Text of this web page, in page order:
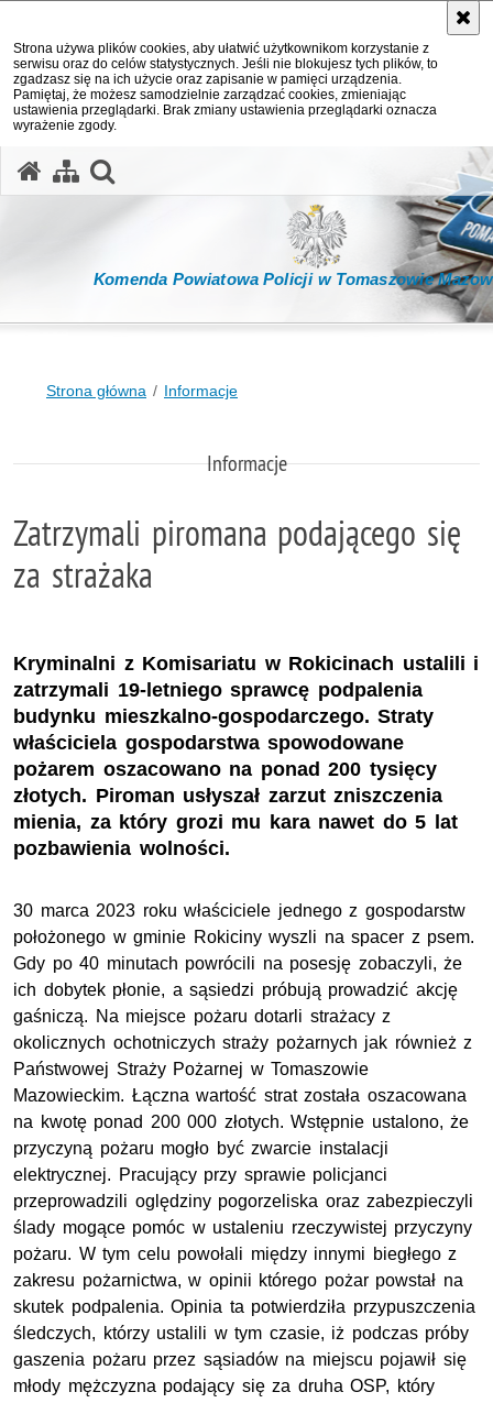
Strona używa plików cookies, aby ułatwić użytkownikom korzystanie z
serwisu oraz do celów statystycznych. Jeśli nie blokujesz tych plików, to
zgadzasz się na ich użycie oraz zapisanie w pamięci urządzenia.
Pamiętaj, że możesz samodzielnie zarządzać cookies, zmieniając
ustawienia przeglądarki. Brak zmiany ustawienia przeglądarki oznacza
wyrażenie zgody.
Komenda Powiatowa Policji w Tomaszowie
Strona główna Informacje
Informacje
Zatrzymali piromana podającego się
za strażaka
Kryminalni z Komisariatu w Rokicinach ustalili i
zatrzymali 19-letniego sprawcę podpalenia
budynku mieszkalno-gospodarczego. Straty
właściciela gospodarstwa spowodowane
pożarem oszacowano na ponad 200 tysięcy
złotych. Piroman usłyszał zarzut zniszczenia
mienia, za który grozi mu kara nawet do 5 lat
pozbawienia wolności.
30 marca 2023 roku właściciele jednego z gospodarstw
położonego w gminie Rokiciny wyszli na spacer z psem.
Gdy po 40 minutach powrócili na posesję zobaczyli, że
ich dobytek płonie, a sąsiedzi próbują prowadzić akcję
gaśniczą. Na miejsce pożaru dotarli strażacy z
okolicznych ochotniczych straży pożarnych jak również z
Państwowej Straży Pożarnej w Tomaszowie
Mazowieckim. Łączna wartość strat została oszacowana
na kwotę ponad 200 000 złotych. Wstępnie ustalono, że
przyczyną pożaru mogło być zwarcie instalacji
elektrycznej. Pracujący przy sprawie policjanci
przeprowadzili oględziny pogorzeliska oraz zabezpieczyli
ślady mogące pomóc w ustaleniu rzeczywistej przyczyny
pożaru. W tym celu powołali między innymi biegłego z
zakresu pożarnictwa, w opinii którego pożar powstał na
skutek podpalenia. Opinia ta potwierdziła przypuszczenia
śledczych, którzy ustalili w tym czasie, iż podczas próby
gaszenia pożaru przez sąsiadów na miejscu pojawił się
młody mężczyzna podający się za druha OSP, który